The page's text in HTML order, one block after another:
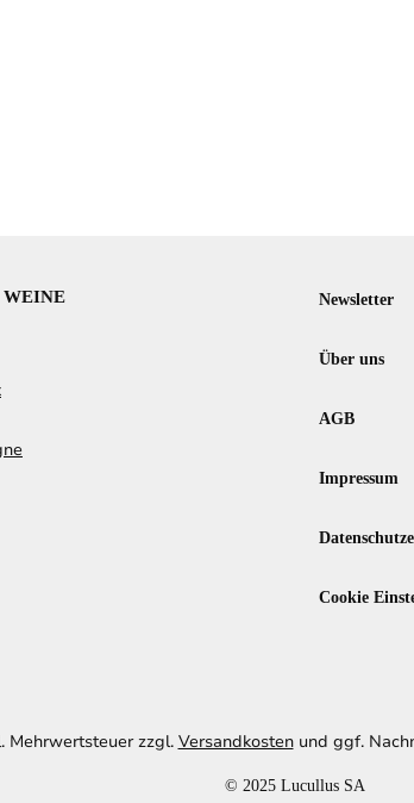
WEINE Newsletter
Über uns
AGB
Impressum
Cookie
Mehrwertsteuer zzgl. Versandkostenund ggf.
© 2025 Lucullus SA